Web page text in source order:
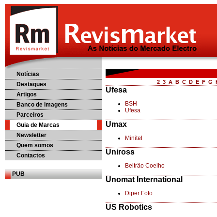
Notícias
Destaques
Artigos
Banco de imagens
Parceiros
Guia de Marcas
Newsletter
Quem somos
Contactos
PUB
2 3 A B C D E F G
Ufesa
BSH
Ufesa
Umax
Minitel
Uniross
Beltrão Coelho
Unomat International
Diper Foto
US Robotics